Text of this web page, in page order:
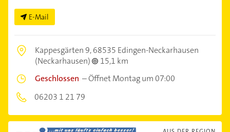
E-Mail
Kappesgärten 9,68535 Edingen-Neckarhausen
(Neckarhausen)
15,1 km
Geschlossen –Öffnet Montag um 07:00
06203 1 21 79